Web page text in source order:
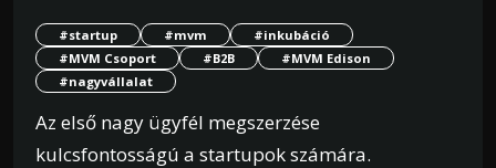
#startup #mvm
#inkubáció
#MVM Csoport
#B2B
#MVM Edison
#nagyvállalat
Az első nagy ügyfél megszerzése
kulcsfontosságú a startupok számára.